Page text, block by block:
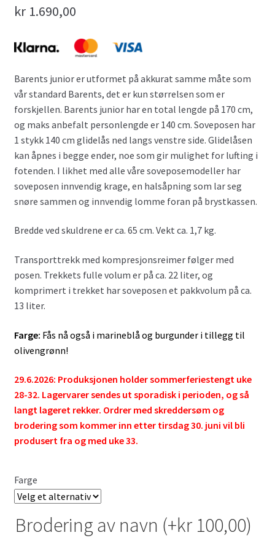
av 5 basert på
kundevurderi
kr1.690,00
Barents junior er utformet på akkurat samme måte som
vår standard Barents, det er kun størrelsen som er
forskjellen. Barents junior har en total lengde på 170 cm,
og maks anbefalt personlengde er 140 cm. Soveposen har
1 stykk 140 cm glidelås ned langs venstre side. Glidelåsen
kan åpnes i begge ender, noe som gir mulighet for lufting i
fotenden. I likhet med alle våre soveposemodeller har
soveposen innvendig krage, en halsåpning som lar seg
snøre sammen og innvendig lomme foran på brystkassen.
Bredde ved skuldrene er ca. 65 cm. Vekt ca. 1,7 kg.
Transporttrekk med kompresjonsreimer følger med
posen. Trekkets fulle volum er på ca. 22 liter, og
komprimert i trekket har soveposen et pakkvolum på ca.
13 liter.
Farge: Fås nå også i marineblå og burgunder i tillegg til
olivengrønn!
29.6.2026: Produksjonen holder sommerferiestengt uke
28-32. Lagervarer sendes ut sporadisk i perioden, og så
langt lageret rekker. Ordrer med skreddersøm og
brodering som kommer inn etter tirsdag 30. juni vil bli
produsert fra og med uke 33.
Farge
Brodering av navn (+kr100,00)